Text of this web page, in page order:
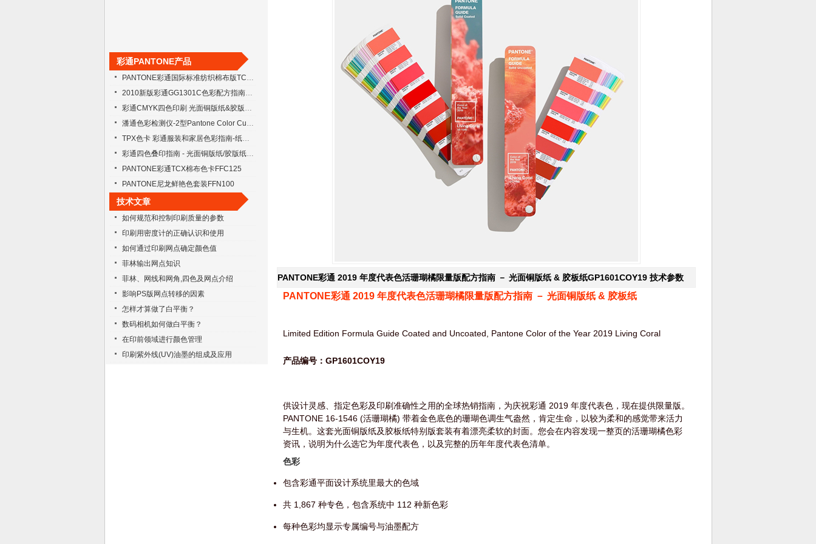
彩通PANTONE产品
PANTONE彩通国际标准纺织棉布版TCX色票新增页FHIC410
2010新版彩通GG1301C色彩配方指南中文加强版
彩通CMYK四色印刷 光面铜版纸&胶版纸套装 GP4001
潘通色彩检测仪-2型Pantone Color Cue -2
TPX色卡 彩通服装和家居色彩指南-纸版 FGP100
彩通四色叠印指南 - 光面铜版纸/胶版纸(二本装) GPS204
PANTONE彩通TCX棉布色卡FFC125
PANTONE尼龙鲜艳色套装FFN100
技术文章
如何规范和控制印刷质量的参数
印刷用密度计的正确认识和使用
如何通过印刷网点确定颜色值
菲林输出网点知识
菲林、网线和网角,四色及网点介绍
影响PS版网点转移的因素
怎样才算做了白平衡？
数码相机如何做白平衡？
在印前领域进行颜色管理
印刷紫外线(UV)油墨的组成及应用
PANTONE彩通 2019 年度代表色活珊瑚橘限量版配方指南 － 光面铜版纸 & 胶板纸GP1601COY19技术参数
PANTONE彩通 2019 年度代表色活珊瑚橘限量版配方指南 － 光面铜版纸 & 胶板纸
Limited Edition Formula Guide Coated and Uncoated, Pantone Color of the Year 2019 Living Coral
产品编号：GP1601COY19
供设计灵感、指定色彩及印刷准确性之用的全球热销指南，为庆祝彩通 2019 年度代表色，现在提供限量版。
PANTONE 16-1546 (活珊瑚橘) 带着金色底色的珊瑚色调生气盎然，肯定生命，以较为柔和的感觉带来活力
与生机。这套光面铜版纸及胶板纸特别版套装有着漂亮柔软的封面。您会在内容发现一整页的活珊瑚橘色彩
资讯，说明为什么选它为年度代表色，以及完整的历年年度代表色清单。
色彩
包含彩通平面设计系统里最大的色域
共 1,867 种专色，包含系统中 112 种新色彩
每种色彩均显示专属编号与油墨配方